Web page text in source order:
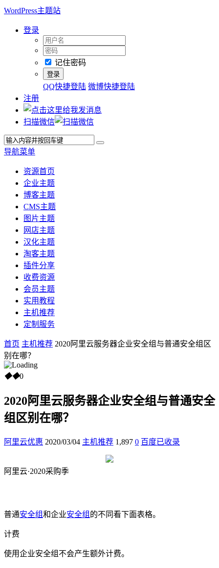
WordPress主题站
登录
记住密码
QQ快捷登陆 微博快捷登陆
注册
扫描微信
导航菜单
资源首页
企业主题
博客主题
CMS主题
图片主题
网店主题
汉化主题
淘客主题
插件分享
收费资源
会员主题
实用教程
主机推荐
定制服务
首页 主机推荐 2020阿里云服务器企业安全组与普通安全组区
别在哪？
◆◆0
2020阿里云服务器企业安全组与普通安全
组区别在哪？
阿里云优惠 2020/03/04 主机推荐 1,897 0 百度已收录
阿里云·2020采购季
普通安全组和企业安全组 的不同看下面表格。
计费
使用企业安全组不会产生额外计费。